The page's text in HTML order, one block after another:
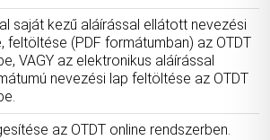
saját kezű aláírással ellátott nevezési
feltöltése (PDF formátumban) az OTDT
VAGY az elektronikus aláírással
nevezési lap feltöltése az OTDT
az OTDT online rendszerben.